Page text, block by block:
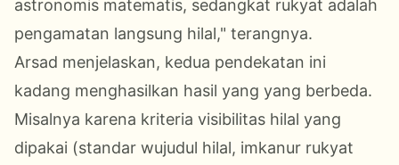
astronomis matematis, sedangkat rukyat adalah
pengamatan langsung hilal," terangnya.
Arsad menjelaskan, kedua pendekatan ini
kadang menghasilkan hasil yang yang berbeda.
Misalnya karena kriteria visibilitas hilal yang
dipakai (standar wujudul hilal, imkanur rukyat